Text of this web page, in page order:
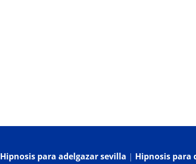
Hipnosis para adelgazar sevilla | Hipnosis para